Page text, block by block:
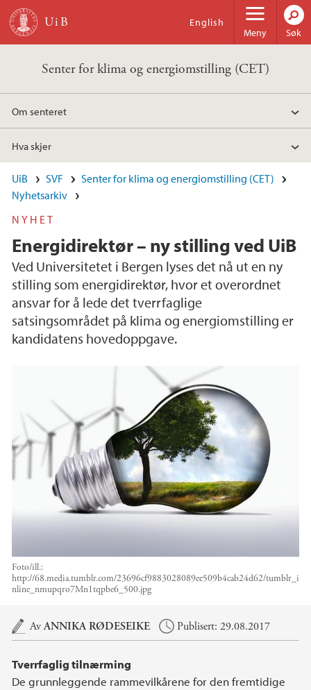
Hopp til hovedinnhold
Meny
English
Søk
Senter for klima og energiomstilling (CET)
Om senteret
Hva skjer
UiB SVF
Senter for klima og energiomstilling (CET)
Nyhetsarkiv
NYHET
Energidirektør – ny stilling ved UiB
Ved Universitetet i Bergen lyses det nå ut en ny
stilling som energidirektør, hvor et overordnet
ansvar for å lede det tverrfaglige
satsingsområdet på klima og energiomstilling er
kandidatens hovedoppgave.
Foto/ill.:
http://68.media.tumblr.com/23696cf9883028089ee509b4cab24d62/tumblr_i
nline_nmupqro7Mn1tqpbe6_500.jpg
Hovedinnhold
AvANNIKA RØDESEIKE Publisert: 29.08.2017
Tverrfaglig tilnærming
De grunnleggende rammevilkårene for den fremtidige